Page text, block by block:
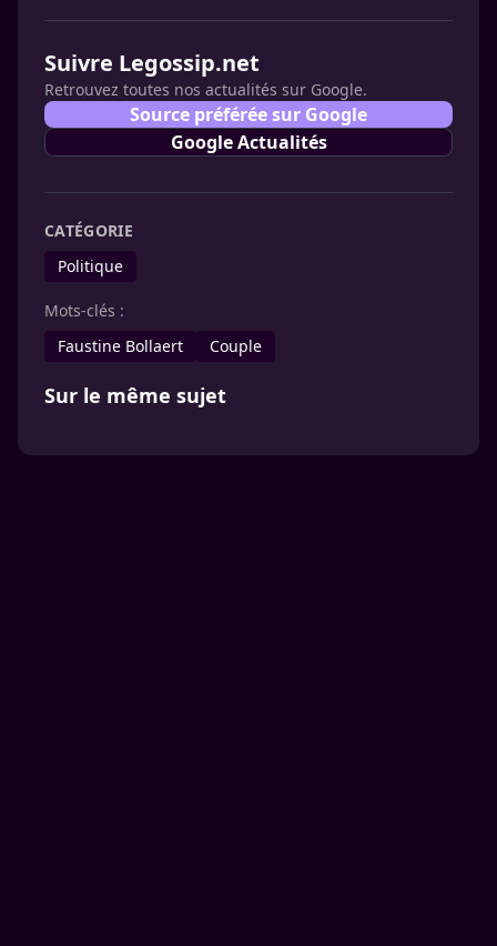
Suivre Legossip.net
Retrouvez toutes nos actualités sur Google.
Source préférée sur Google
Google Actualités
CATÉGORIE
Politique
Mots-clés :
Faustine Bollaert
Couple
Sur le même sujet